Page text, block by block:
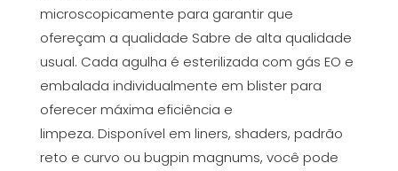
microscopicamente para garantir que
ofereçam a qualidade Sabre de alta qualidade
usual. Cada agulha é esterilizada com gás EO e
embalada individualmente em blister para
oferecer máxima eficiência e
limpeza. Disponível em liners, shaders, padrão
reto e curvo ou bugpin magnums, você pode